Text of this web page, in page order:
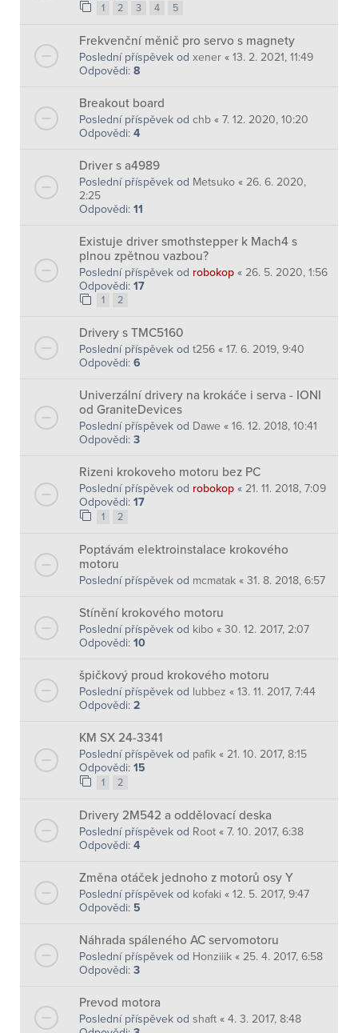
1 2 3 4 5
Frekvenční měnič pro servo s magnety
Poslední příspěvek od xener « 13. 2. 2021, 11:49
Odpovědi: 8
Breakout board
Poslední příspěvek od chb « 7. 12. 2020, 10:20
Odpovědi: 4
Driver s a4989
Poslední příspěvek od Metsuko « 26. 6. 2020,
2:25
Odpovědi: 11
Existuje driver smothstepper k Mach4 s
plnou zpětnou vazbou?
Poslední příspěvek od robokop « 26. 5. 2020, 1:56
Odpovědi: 17
1 2
Drivery s TMC5160
Poslední příspěvek od t256 « 17. 6. 2019, 9:40
Odpovědi: 6
Univerzální drivery na krokáče i serva - IONI
od GraniteDevices
Poslední příspěvek od Dawe « 16. 12. 2018, 10:41
Odpovědi: 3
Rizeni krokoveho motoru bez PC
Poslední příspěvek od robokop « 21. 11. 2018, 7:09
Odpovědi: 17
1 2
Poptávám elektroinstalace krokového
motoru
Poslední příspěvek od mcmatak « 31. 8. 2018, 6:57
Stínění krokového motoru
Poslední příspěvek od kibo « 30. 12. 2017, 2:07
Odpovědi: 10
špičkový proud krokového motoru
Poslední příspěvek od lubbez « 13. 11. 2017, 7:44
Odpovědi: 2
KM SX 24-3341
Poslední příspěvek od pafik « 21. 10. 2017, 8:15
Odpovědi: 15
1 2
Drivery 2M542 a oddělovací deska
Poslední příspěvek od Root « 7. 10. 2017, 6:38
Odpovědi: 4
Změna otáček jednoho z motorů osy Y
Poslední příspěvek od kofaki « 12. 5. 2017, 9:47
Odpovědi: 5
Náhrada spáleného AC servomotoru
Poslední příspěvek od Honziiik « 25. 4. 2017, 6:58
Odpovědi: 3
Prevod motora
Poslední příspěvek od shaft « 4. 3. 2017, 8:48